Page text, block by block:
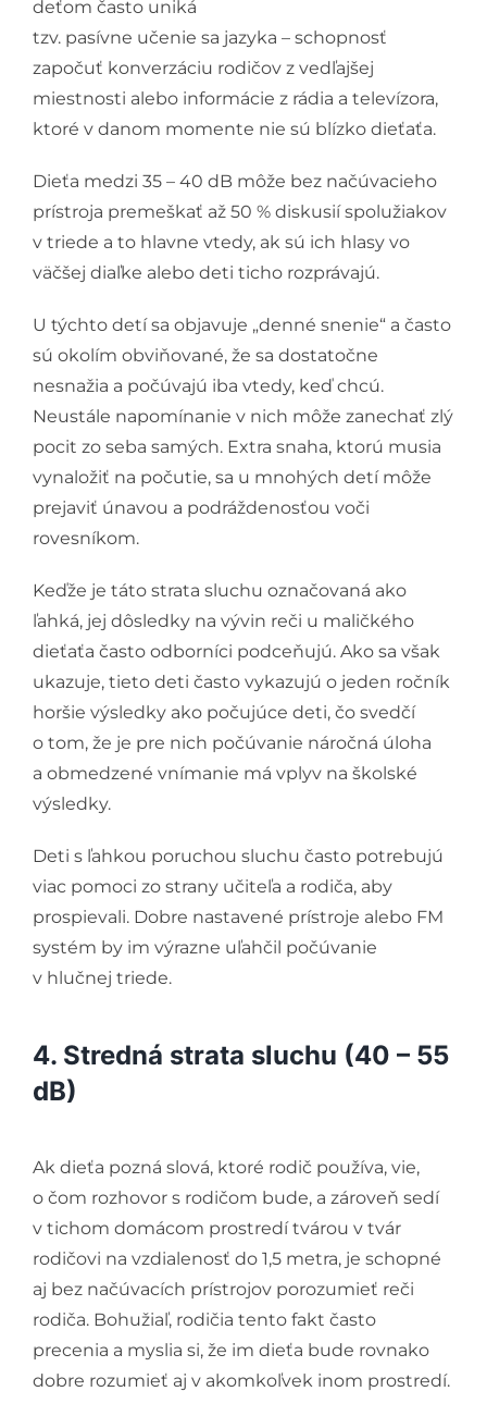
deťom často uniká
tzv. pasívne učenie sa jazyka – schopnosť
započuť konverzáciu rodičov z vedľajšej
miestnosti alebo informácie z rádia a televízora,
ktoré v danom momente nie sú blízko dieťaťa.
Dieťa medzi 35 – 40 dB môže bez načúvacieho
prístroja premeškať až 50 % diskusií spolužiakov
v triede a to hlavne vtedy, ak sú ich hlasy vo
väčšej diaľke alebo deti ticho rozprávajú.
U týchto detí sa objavuje „denné snenie“ a často
sú okolím obviňované, že sa dostatočne
nesnažia a počúvajú iba vtedy, keď chcú.
Neustále napomínanie v nich môže zanechať zlý
pocit zo seba samých. Extra snaha, ktorú musia
vynaložiť na počutie, sa u mnohých detí môže
prejaviť únavou a podráždenosťou voči
rovesníkom.
Keďže je táto strata sluchu označovaná ako
ľahká, jej dôsledky na vývin reči u maličkého
dieťaťa často odborníci podceňujú. Ako sa však
ukazuje, tieto deti často vykazujú o jeden ročník
horšie výsledky ako počujúce deti, čo svedčí
o tom, že je pre nich počúvanie náročná úloha
a obmedzené vnímanie má vplyv na školské
výsledky.
Deti s ľahkou poruchou sluchu často potrebujú
viac pomoci zo strany učiteľa a rodiča, aby
prospievali. Dobre nastavené prístroje alebo FM
systém by im výrazne uľahčil počúvanie
v hlučnej triede.
4. Stredná strata sluchu (40 – 55
dB)
Ak dieťa pozná slová, ktoré rodič používa, vie,
o čom rozhovor s rodičom bude, a zároveň sedí
v tichom domácom prostredí tvárou v tvár
rodičovi na vzdialenosť do 1,5 metra, je schopné
aj bez načúvacích prístrojov porozumieť reči
rodiča. Bohužiaľ, rodičia tento fakt často
precenia a myslia si, že im dieťa bude rovnako
dobre rozumieť aj v akomkoľvek inom prostredí.